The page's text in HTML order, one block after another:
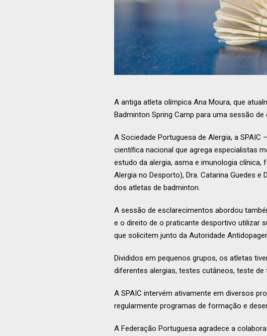
A antiga atleta olímpica Ana Moura, que
Badminton Spring Camp para uma sessão
A Sociedade Portuguesa de Alergia, a
científica nacional que agrega especialistas
estudo da alergia, asma e imunologia clínica,
Alergia no Desporto), Dra. Catarina Guedes
dos atletas de badminton.
A sessão de esclarecimentos abordou
e o direito de o praticante desportivo utilizar
que solicitem junto da Autoridade
Divididos em pequenos grupos, os atletas
diferentes alergias, testes cutâneos, teste
A SPAIC intervém ativamente em diversos
regularmente programas de formação e
A Federação Portuguesa agradece a